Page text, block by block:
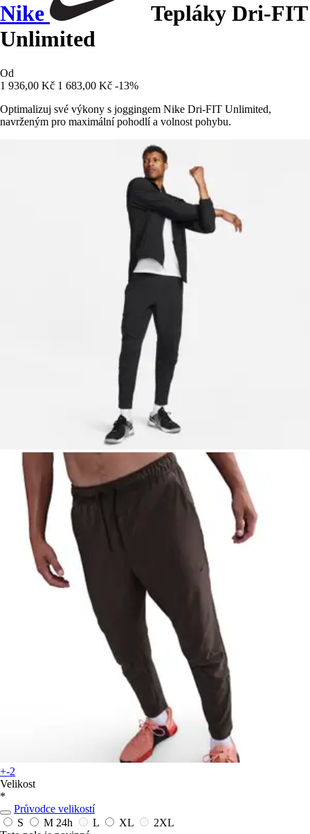
Nike
Tepláky Dri-FIT
Unlimited
Od
1 936,00 Kč 1 683,00 Kč -13%
Optimalizuj své výkony s joggingem Nike Dri-FIT Unlimited,
navrženým pro maximální pohodlí a volnost pohybu.
+-2
Velikost
*
Průvodce velikostí
S
M 24h L XL
2XL